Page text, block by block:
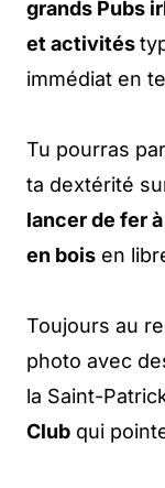
grands Pubs
et activités
immédiat en
Tu pourras
ta dextérité
lancer de fer
en bois en
Toujours au
photo avec
la Saint-
Club qui